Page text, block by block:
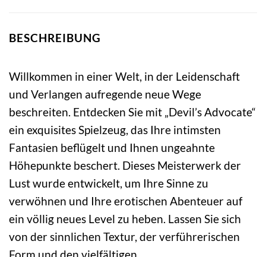
BESCHREIBUNG
Willkommen in einer Welt, in der Leidenschaft
und Verlangen aufregende neue Wege
beschreiten. Entdecken Sie mit „Devil’s Advocate“
ein exquisites Spielzeug, das Ihre intimsten
Fantasien beflügelt und Ihnen ungeahnte
Höhepunkte beschert. Dieses Meisterwerk der
Lust wurde entwickelt, um Ihre Sinne zu
verwöhnen und Ihre erotischen Abenteuer auf
ein völlig neues Level zu heben. Lassen Sie sich
von der sinnlichen Textur, der verführerischen
Form und den vielfältigen